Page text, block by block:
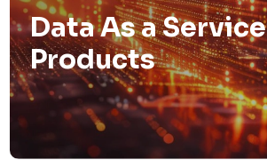
Data As a Service
Products